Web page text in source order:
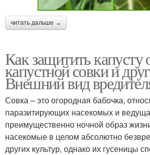
читать дальше →
Как защитить капусту
капустной совки и
Внешний вид
Совка – это огородная бабочка,
паразитирующих насекомых и
преимущественно ночной образ
насекомые в целом абсолютно
других культур, однако их гусеницы